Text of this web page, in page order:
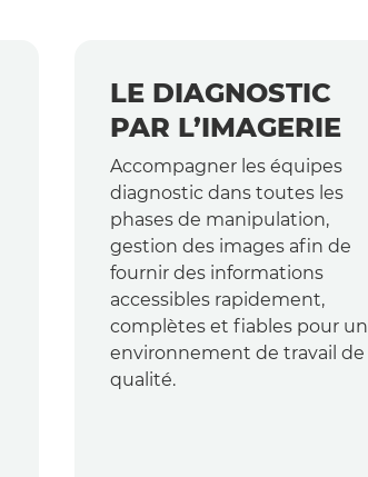
LE DIAGNOSTIC
PAR L’IMAGERIE
Accompagner les équipes
diagnostic dans toutes les
phases de manipulation,
gestion des images afin de
fournir des informations
accessibles rapidement,
complètes et fiables pour un
environnement de travail de
qualité.